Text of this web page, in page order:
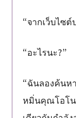
“จากเว็บไซ
“อะไรนะ?”
“ฉันลองค้นห
หมิ่นคุณโอโน